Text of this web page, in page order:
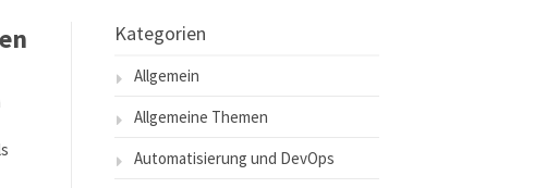
Kategorien
Allgemein
Allgemeine Themen
Automatisierung und DevOps